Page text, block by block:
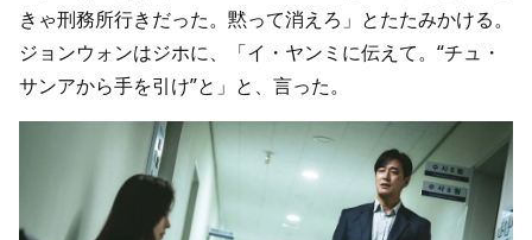
きゃ刑務所行きだった。黙って消えろ」とたたみかける。
ジョンウォンはジホに、「イ・ヤンミに伝えて。“チュ・
サンアから手を引け”と」と、言った。